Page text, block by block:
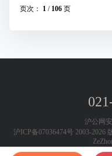
页次： 1 / 106 页
沪公网
沪ICP备07036474号 2003-2026